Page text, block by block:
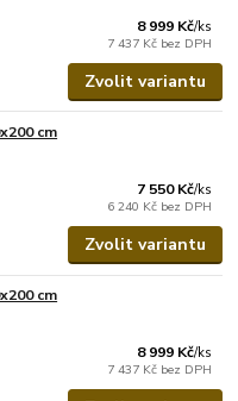
8 999 Kč/ks
7 437 Kč bez DPH
Zvolit variantu
cm
7 550 Kč/ks
6 240 Kč bez DPH
Zvolit variantu
cm
8 999 Kč/ks
7 437 Kč bez DPH